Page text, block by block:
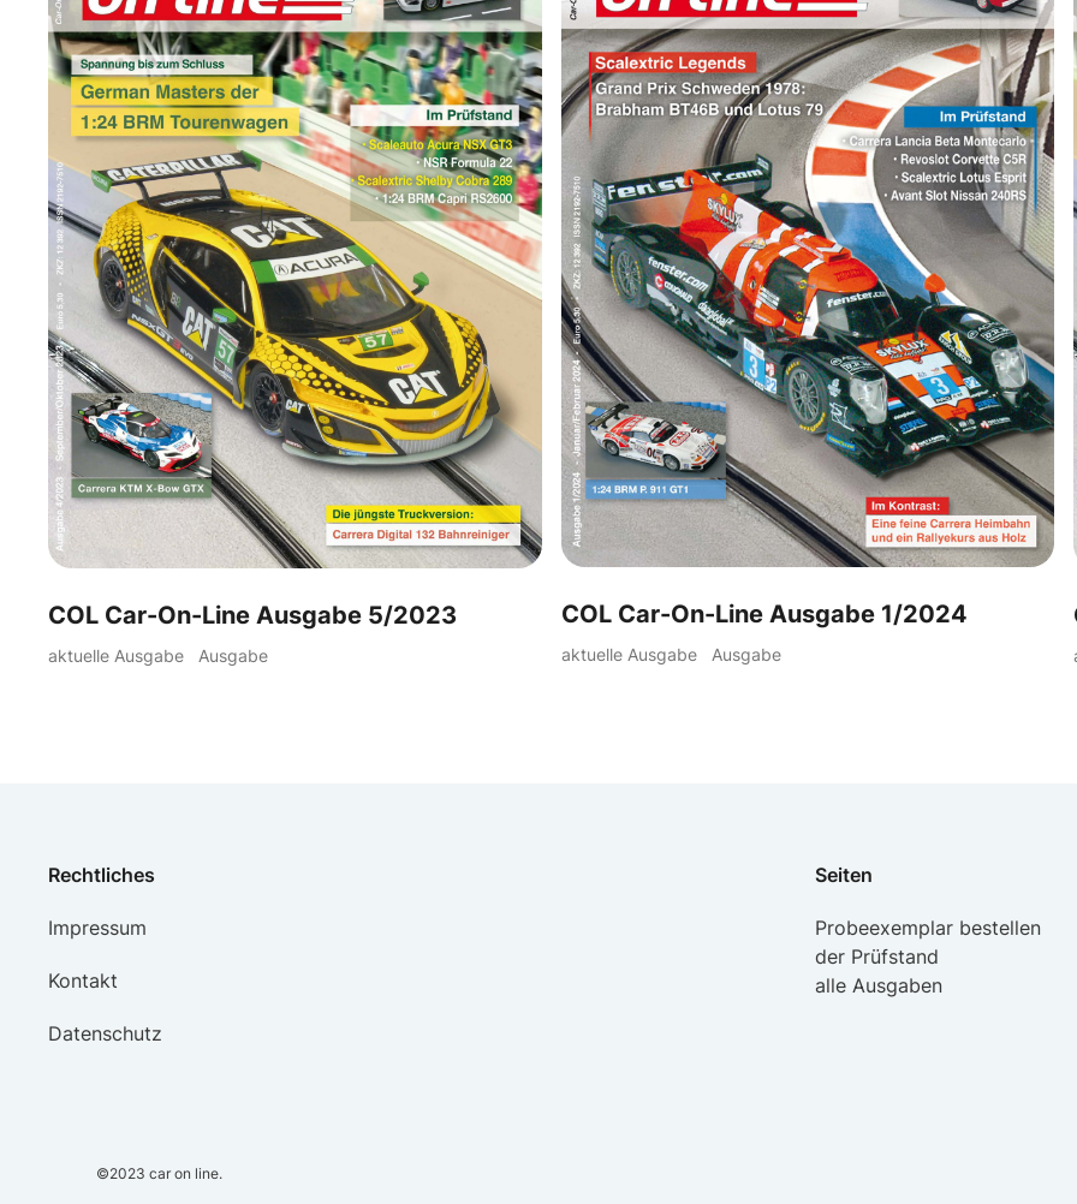
COL Car-On-Line Ausgabe 5/2023
aktuelle Ausgabe Ausgabe
COL Car-On-Line Ausgabe 1/2024
aktuelle Ausgabe Ausgabe
Rechtliches
Impressum
Kontakt
Datenschutz
Seiten
Probeexemplar bestellen
der Prüfstand
alle Ausgaben
©2023 car on line.